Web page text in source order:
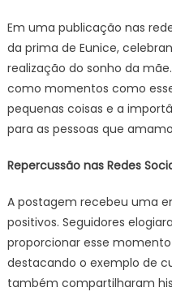
Em uma publicação nas
da prima de Eunice,
realização do sonho da
como momentos como
pequenas coisas e a
para as pessoas que
Repercussão nas Redes
A postagem recebeu uma
positivos. Seguidores
proporcionar esse
destacando o exemplo de
também compartilharam